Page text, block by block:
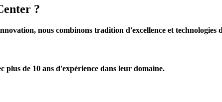
?
nous combinons tradition d'excellence et
plus de 10 ans d'expérience dans leur domaine.